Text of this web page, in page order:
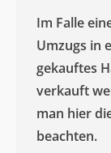
Im Falle
Umzugs in
gekauftes
verkauft
man hier
beachten.